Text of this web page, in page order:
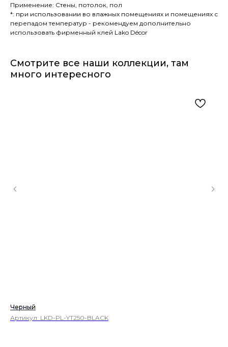
Применение: Стены, потолок, пол
*: при использовании во влажных помещениях и помещениях с
перепадом температур - рекомендуем дополнительно
использовать фирменный клей Lako Décor
Смотрите все наши коллекции, там
много интересного
Черный
Артикул: LKD-PL-YT250-BLACK